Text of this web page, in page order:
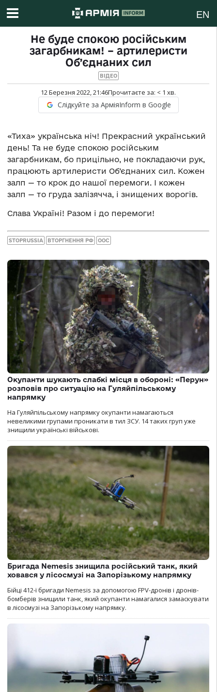
EN
Не буде спокою російським
загарбникам! – артилеристи
Об’єднаних сил
ВІДЕО
12 Березня 2022, 21:46Прочитаєте за: < 1 хв.
Слідкуйте за АрміяInform в Google
«Тиха» українська ніч! Прекрасний український
день! Та не буде спокою російським
загарбникам, бо прицільно, не покладаючи рук,
працюють артилеристи Об’єднаних сил. Кожен
залп — то крок до нашої перемоги. І кожен
залп — то груда залізячча, і знищених ворогів.
Слава Україні! Разом і до перемоги!
STOPRUSSIA ВТОРГНЕННЯ РФ ООС
Окупанти шукають слабкі місця в обороні: «Перун»
розповів про ситуацію на Гуляйпільському
напрямку
На Гуляйпільському напрямку окупанти намагаються
невеликими групами проникати в тил ЗСУ. 14 таких груп уже
знищили українські військові.
Бригада Nemesis знищила російський танк, який
ховався у лісосмузі на Запорізькому напрямку
Бійці 412-ї бригади Nemesis за допомогою FPV-дронів і дронів-
бомберів знищили танк, який окупанти намагалися замаскувати
в лісосмузі на Запорізькому напрямку.